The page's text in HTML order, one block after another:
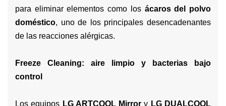
para eliminar elementos como los ácaros del polvo
doméstico, uno de los principales desencadenantes
de las reacciones alérgicas.
Freeze Cleaning: aire limpio y bacterias bajo
control
Los equipos LG ARTCOOL Mirror y LG DUALCOOL